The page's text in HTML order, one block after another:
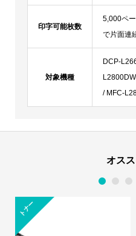
印字可能枚数
5,000ペ
で片面連
対象機種
DCP-
/ MFC-
オス
1 2 3